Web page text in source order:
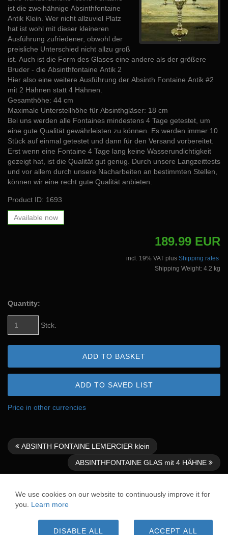
ist die zweihähnige Absinthfontaine
Antik Klein. Wer nicht allzuviel Platz
hat ist wohl mit dieser kleineren
Ausführung zufriedener, obwohl der
preisliche Unterschied nicht allzu groß
ist. Auch ist die Form des Glases eine andere als der größere
Bruder - die Absinthfontaine Antik 2
Hier also eine weitere Ausführung der Absinth Fontaine Antik #2
mit 2 Hähnen statt 4 Hähnen.
Gesamthöhe: 44 cm
Maximale Unterstellhöhe für Absinthgläser: 18 cm
Bei uns werden alle Fontaines mindestens 4 Tage getestet, um
eine gute Qualität gewährleisten zu können. Es werden immer 10
Stück auf einmal getestet und dann für den Versand vorbereitet.
Erst wenn eine Fontaine 4 Tage lang keine Wasserundichtigkeit
gezeigt hat, ist die Qualität gut genug. Durch unsere Langzeittests
und vor allem durch unsere Nacharbeiten an bestimmten Stellen,
können wir eine recht gute Qualität anbieten.
Product ID: 1693
Available now
189.99 EUR
incl. 19% VAT plus Shipping rates
Shipping Weight: 4.2 kg
Quantity:
Stck.
ADD TO BASKET
ADD TO SAVED LIST
Price in other currencies
ABSINTH FONTAINE LEMERCIER klein
ABSINTHFONTAINE GLAS mit 4 HÄHNE
* Applies to deliveries to Germany. Delivery times for other
countries and information on how to calculate the delivery date
can be found here:Shipping information
All prices incl. VAT plus shipping costs , unless otherwise stated
We use cookies on our website to continuously improve it for
you. Learn more
ACCEPT ALL
DISABLE ALL